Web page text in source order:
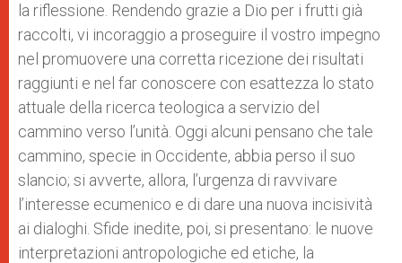
la riflessione. Rendendo grazie a Dio per i frutti già
raccolti, vi incoraggio a proseguire il vostro impegno
nel promuovere una corretta ricezione dei risultati
raggiunti e nel far conoscere con esattezza lo stato
attuale della ricerca teologica a servizio del
cammino verso l’unità. Oggi alcuni pensano che tale
cammino, specie in Occidente, abbia perso il suo
slancio; si avverte, allora, l’urgenza di ravvivare
l’interesse ecumenico e di dare una nuova incisività
ai dialoghi. Sfide inedite, poi, si presentano: le nuove
interpretazioni antropologiche ed etiche, la